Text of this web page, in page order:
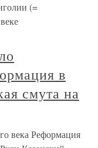
(=
в
смута на
века Реформация